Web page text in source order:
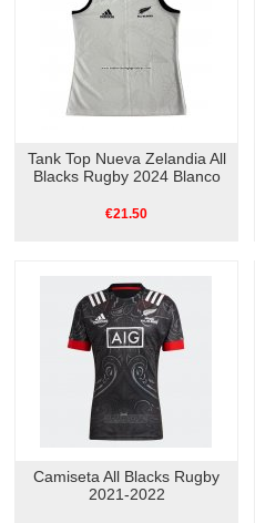
Tank Top Nueva Zelandia All
Blacks Rugby 2024 Blanco
€21.50
Camiseta All Blacks Rugby
2021-2022